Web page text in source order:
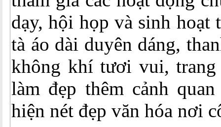
dạy, hội họp và sinh hoạt
tà áo dài duyên dáng,
không khí tươi vui, trang
làm đẹp thêm cảnh
hiện nét đẹp văn hóa nơi